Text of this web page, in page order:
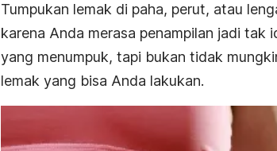
Tumpukan lemak di paha, perut, atau
karena Anda merasa penampilan jadi tak
yang menumpuk, tapi bukan tidak
lemak yang bisa Anda lakukan.